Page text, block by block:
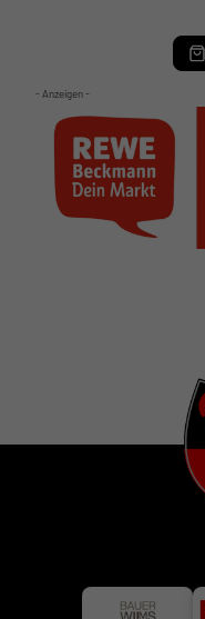
- Anzeigen -